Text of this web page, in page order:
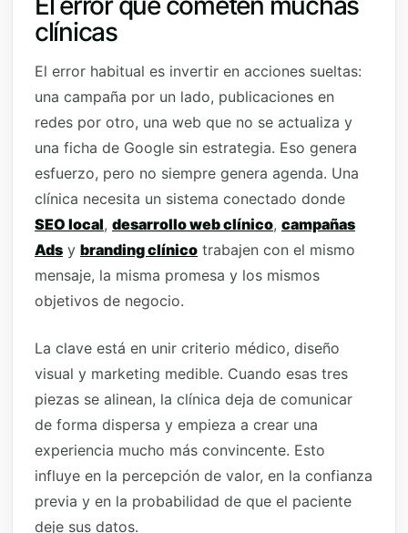
clínicas
El error habitual es invertir en acciones sueltas:
una campaña por un lado, publicaciones en
redes por otro, una web que no se actualiza y
una ficha de Google sin estrategia. Eso genera
esfuerzo, pero no siempre genera agenda. Una
clínica necesita un sistema conectado donde
SEO local, desarrollo web clínico, campañas
Ads y branding clínico trabajen con el mismo
mensaje, la misma promesa y los mismos
objetivos de negocio.
La clave está en unir criterio médico, diseño
visual y marketing medible. Cuando esas tres
piezas se alinean, la clínica deja de comunicar
de forma dispersa y empieza a crear una
experiencia mucho más convincente. Esto
influye en la percepción de valor, en la confianza
previa y en la probabilidad de que el paciente
deje sus datos.